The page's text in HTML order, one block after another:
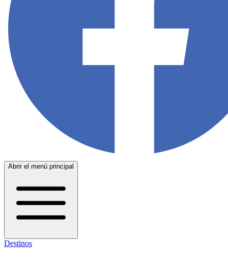
Abrir el menú principal
Destinos